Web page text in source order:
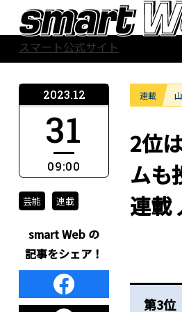
スマート公式サイト
連載
2位
ムも
連載
第3位
2023.12
31
09:00
芸能 連載
smart Web の
記事をシェア！